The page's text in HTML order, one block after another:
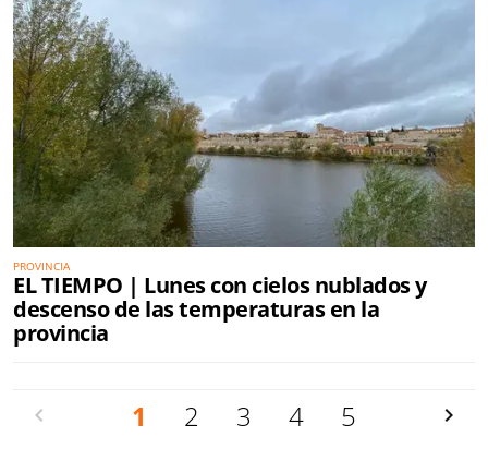
PROVINCIA
EL TIEMPO | Lunes con cielos nublados y
descenso de las temperaturas en la
provincia
1 2 3 4 5